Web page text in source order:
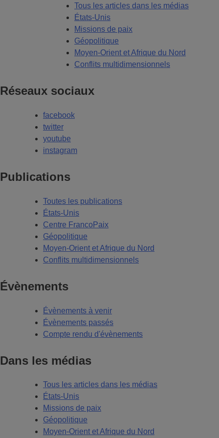
Tous les articles dans les médias
États-Unis
Missions de paix
Géopolitique
Moyen-Orient et Afrique du Nord
Conflits multidimensionnels
Réseaux sociaux
facebook
twitter
youtube
instagram
Publications
Toutes les publications
États-Unis
Centre FrancoPaix
Géopolitique
Moyen-Orient et Afrique du Nord
Conflits multidimensionnels
Évènements
Évènements à venir
Évènements passés
Compte rendu d'évènements
Dans les médias
Tous les articles dans les médias
États-Unis
Missions de paix
Géopolitique
Moyen-Orient et Afrique du Nord